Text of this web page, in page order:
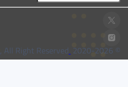
© 2020-
2026
Estbnh.com
, All Right Reserved